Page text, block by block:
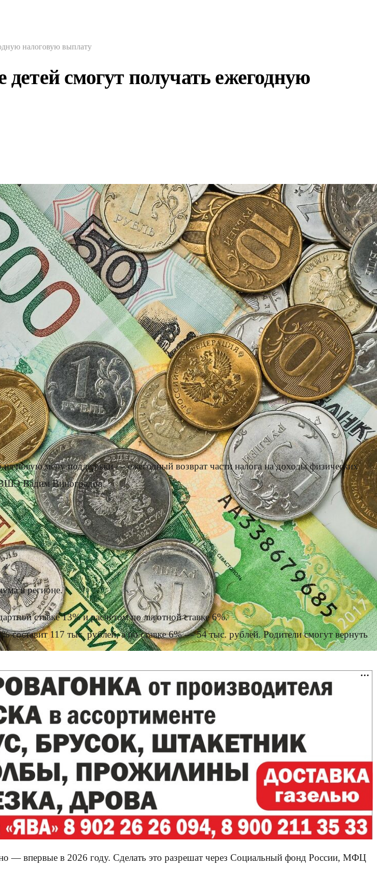
налоговую выплату
детей смогут получать ежегодную
новую меру поддержки — ежегодный возврат части налога на доходы физических
Вадим Виноградов.
в регионе.
ставке 13% и расчетом по льготной ставке 6%.
составит 117 тыс. рублей, а по ставке 6% — 54 тыс. рублей. Родители смогут вернуть
— впервые в 2026 году. Сделать это разрешат через Социальный фонд России, МФЦ